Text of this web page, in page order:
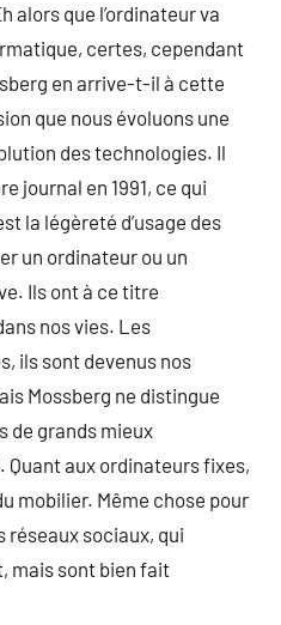
alors que l’ordinateur va
certes, cependant
en arrive-t-il à cette
que nous évoluons une
des technologies. Il
journal en 1991, ce qui
la légèreté d’usage des
un ordinateur ou un
Ils ont à ce titre
nos vies. Les
ils sont devenus nos
Mossberg ne distingue
de grands mieux
aux ordinateurs fixes,
mobilier. Même chose pour
réseaux sociaux, qui
mais sont bien fait